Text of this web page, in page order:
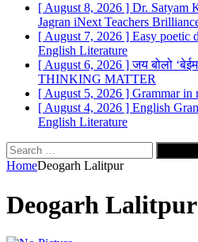
[ August 8, 2026 ] Dr. Satyam
Jagran iNext Teachers
[ August 7, 2026 ] Easy poetic
English Literature
[ August 6, 2026 ]जय बोलो
THINKING MATTER
[ August 5, 2026 ] Grammar in
[ August 4, 2026 ] English
English Literature
Search
for:
HomeDeogarh Lalitpur
Deogarh Lalitpur